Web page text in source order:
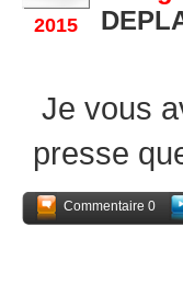
2015
Je vous
presse
Commentaire 0